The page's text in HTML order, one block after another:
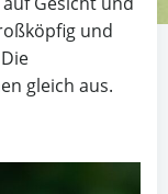
und
gleich aus.